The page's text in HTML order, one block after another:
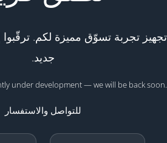
تجربة تسوّق مميزة لكم.
جديد.
under development — we will be back soon.
للتواصل والاستفسار